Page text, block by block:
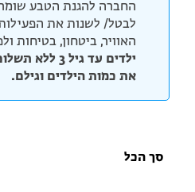
החברה להגנת הטבע
לבטל/ לשנות את
האוויר, ביטחון, בטיחות
ילדים עד גיל
את כמות הילדים וגילם.
סך הכל